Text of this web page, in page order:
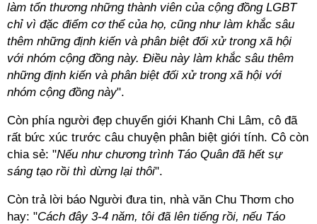
làm tổn thương những thành viên của cộng đồng LGBT
chỉ vì đặc điểm cơ thể của họ, cũng như làm khắc sâu
thêm những định kiến và phân biệt đối xử trong xã hội
với nhóm cộng đồng này. Điều này làm khắc sâu thêm
những định kiến và phân biệt đối xử trong xã hội với
nhóm cộng đồng này".
Còn phía người đẹp chuyển giới Khanh Chi Lâm, cô đã
rất bức xúc trước câu chuyện phân biệt giới tính. Cô còn
chia sẻ: "Nếu như chương trình Táo Quân đã hết sự
sáng tạo rồi thì dừng lại thôi".
Còn trả lời báo Người đưa tin, nhà văn Chu Thơm cho
hay: "Cách đây 3-4 năm, tôi đã lên tiếng rồi, nếu Táo